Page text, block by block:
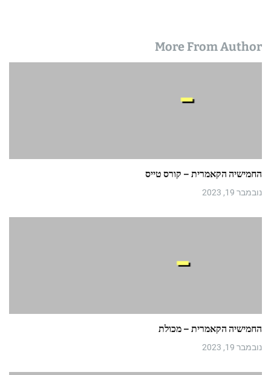
More From Author
החמישיה הקאמרית – קורס טייס
נובמבר 19, 2023
החמישיה הקאמרית – מכולת
נובמבר 19, 2023